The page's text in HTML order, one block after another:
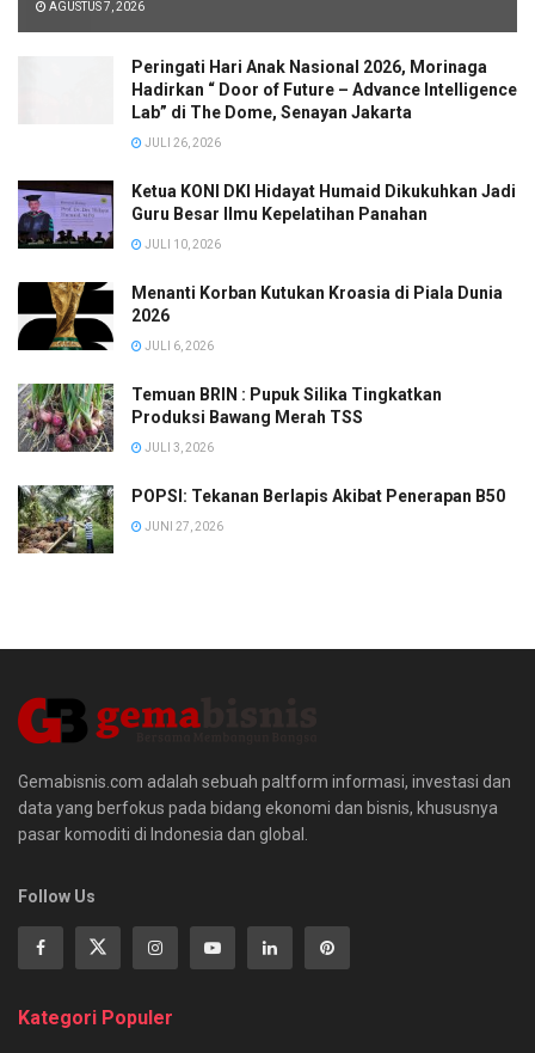
AGUSTUS 7, 2026
Peringati Hari Anak Nasional 2026, Morinaga
Hadirkan “ Door of Future – Advance Intelligence
Lab” di The Dome, Senayan Jakarta
JULI 26, 2026
Ketua KONI DKI Hidayat Humaid Dikukuhkan Jadi
Guru Besar Ilmu Kepelatihan Panahan
JULI 10, 2026
Menanti Korban Kutukan Kroasia di Piala Dunia
2026
JULI 6, 2026
Temuan BRIN : Pupuk Silika Tingkatkan
Produksi Bawang Merah TSS
JULI 3, 2026
POPSI: Tekanan Berlapis Akibat Penerapan B50
JUNI 27, 2026
Gemabisnis.com adalah sebuah paltform informasi, investasi dan
data yang berfokus pada bidang ekonomi dan bisnis, khususnya
pasar komoditi di Indonesia dan global.
Follow Us
Kategori Populer